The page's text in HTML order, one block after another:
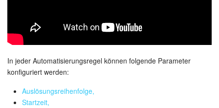
CRM
Buchung
KI in Bitrix24
Elektronische Unterschrift für HR
In jeder Automatisierungsregel können folgende Parameter
konfiguriert werden:
Auslösungsreihenfolge,
Startzeit,